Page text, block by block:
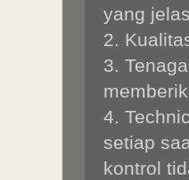
yang jelas
2.
3.
4.
setiap
kontrol